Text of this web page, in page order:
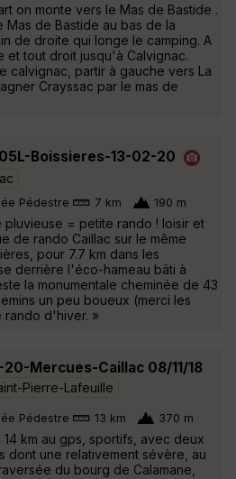
on monte vers le Mas de Bastide .
Mas de Bastide au bas de la
de droite qui longe le camping. A
et tout droit jusqu'à Calvignac.
calvignac, partir à gauche vers La
Crayssac par le mas de
Boissieres-13-02-20
Pédestre 7 km 190 m
pluvieuse = petite rando ! loisir et
de rando Caillac sur le même
pour 7.7 km dans les
derrière l'éco-hameau bâti à
la monumentale cheminée de 43
un peu boueux (merci les
rando d'hiver. »
20-Mercues-Caillac 08/11/18
Pierre-Lafeuille
Pédestre 13 km 370 m
14 km au gps, sportifs, avec deux
dont une relativement sévère, au
du bourg de Calamane,